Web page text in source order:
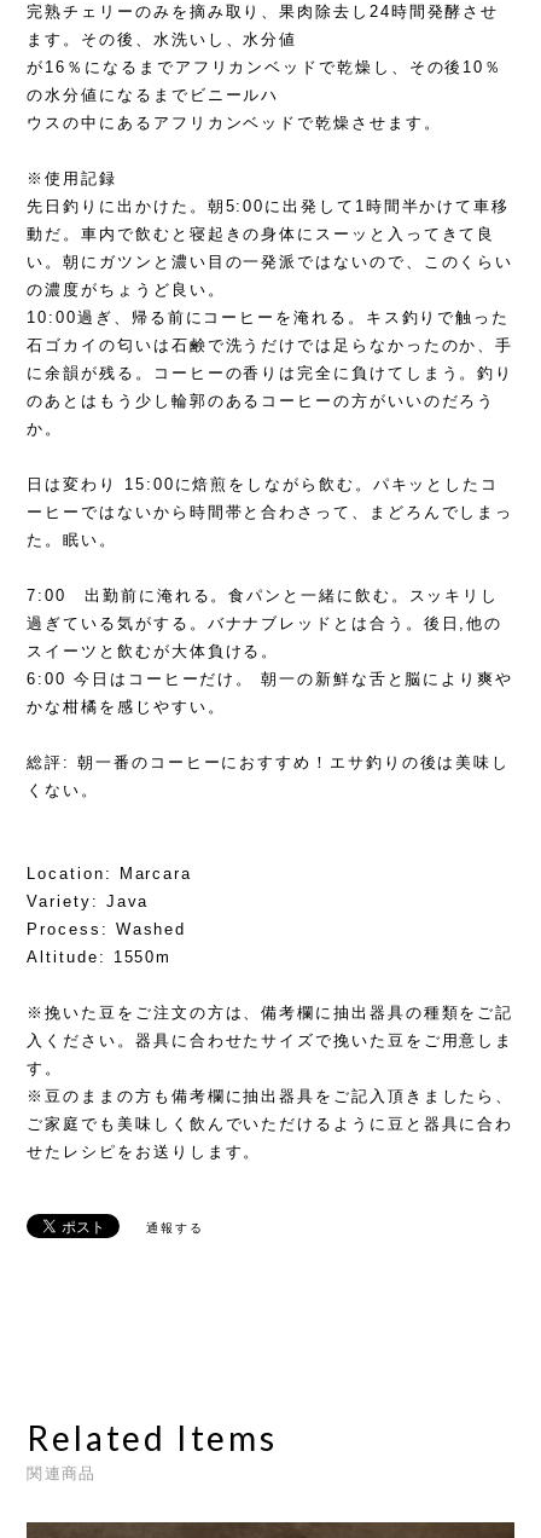
完熟チェリーのみを摘み取り、果肉除去し24時間発酵させ
ます。その後、水洗いし、水分値
が16％になるまでアフリカンベッドで乾燥し、その後10％
の水分値になるまでビニールハ
ウスの中にあるアフリカンベッドで乾燥させます。
※使用記録
先日釣りに出かけた。朝5:00に出発して1時間半かけて車移
動だ。車内で飲むと寝起きの身体にスーッと入ってきて良
い。朝にガツンと濃い目の一発派ではないので、このくらい
の濃度がちょうど良い。
10:00過ぎ、帰る前にコーヒーを淹れる。キス釣りで触った
石ゴカイの匂いは石鹸で洗うだけでは足らなかったのか、手
に余韻が残る。コーヒーの香りは完全に負けてしまう。釣り
のあとはもう少し輪郭のあるコーヒーの方がいいのだろう
か。
日は変わり 15:00に焙煎をしながら飲む。パキッとしたコ
ーヒーではないから時間帯と合わさって、まどろんでしまっ
た。眠い。
7:00 出勤前に淹れる。食パンと一緒に飲む。スッキリし
過ぎている気がする。バナナブレッドとは合う。後日,他の
スイーツと飲むが大体負ける。
6:00 今日はコーヒーだけ。 朝一の新鮮な舌と脳により爽や
かな柑橘を感じやすい。
総評: 朝一番のコーヒーにおすすめ！エサ釣りの後は美味し
くない。
Location: Marcara
Variety: Java
Process: Washed
Altitude: 1550m
※挽いた豆をご注文の方は、備考欄に抽出器具の種類をご記
入ください。器具に合わせたサイズで挽いた豆をご用意しま
す。
※豆のままの方も備考欄に抽出器具をご記入頂きましたら、
ご家庭でも美味しく飲んでいただけるように豆と器具に合わ
せたレシピをお送りします。
通報する
Related Items
関連商品